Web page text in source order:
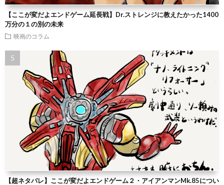
【ここが変だよエンドゲーム延長戦】Dr.ストレンジに教えたかった1400
万分の１の別の未来
映画のコラム
【超ネタバレ】ここが変だよエンドゲーム２・アイアンマンMk.85につい